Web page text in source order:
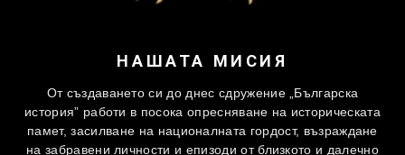
НАШАТА МИСИЯ
От създаването си до днес сдружение „Българска
история” работи в посока опресняване на историческата
памет, засилване на националната гордост, възраждане
на забравени личности и епизоди от близкото и далечно